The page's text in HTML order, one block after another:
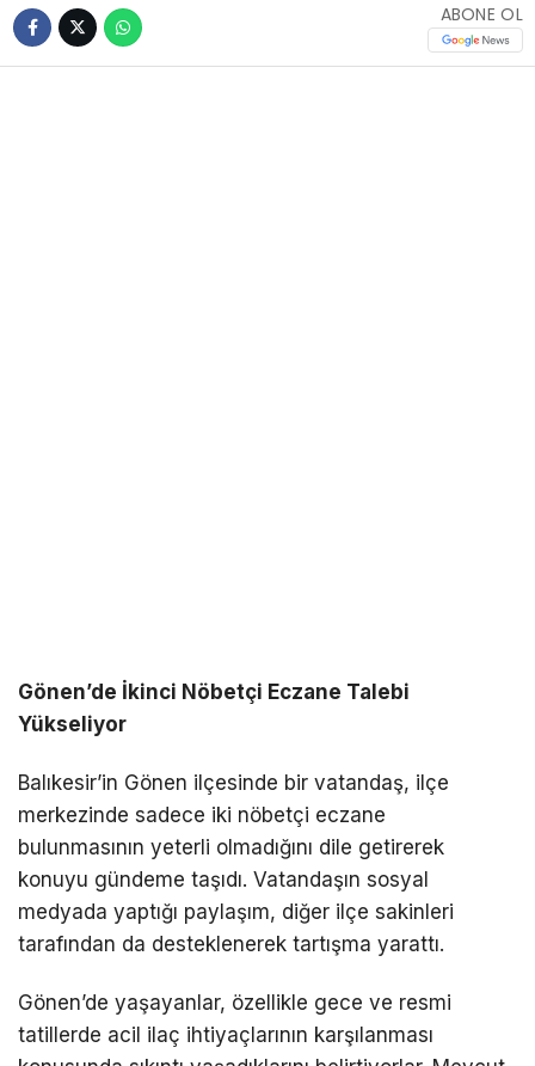
ABONE OL
Gönen’de İkinci Nöbetçi Eczane Talebi
Yükseliyor
Balıkesir’in Gönen ilçesinde bir vatandaş, ilçe
merkezinde sadece iki nöbetçi eczane
bulunmasının yeterli olmadığını dile getirerek
konuyu gündeme taşıdı. Vatandaşın sosyal
medyada yaptığı paylaşım, diğer ilçe sakinleri
tarafından da desteklenerek tartışma yarattı.
Gönen’de yaşayanlar, özellikle gece ve resmi
tatillerde acil ilaç ihtiyaçlarının karşılanması